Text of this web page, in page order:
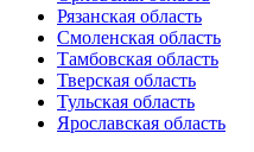
Рязанская область
Смоленская область
Тамбовская область
Тверская область
Тульская область
Ярославская область